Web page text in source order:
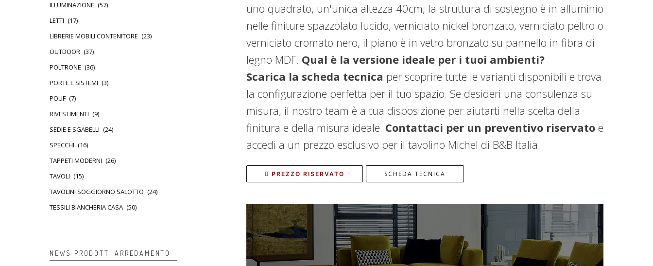
uno quadrato, un'unica altezza 40cm, la struttura di sostegno è in alluminio
nelle finiture spazzolato lucido, verniciato nickel bronzato, verniciato peltro o
verniciato cromato nero, il piano è in vetro bronzato su pannello in fibra di
legno MDF. Qual è la versione ideale per i tuoi ambienti?
Scarica la scheda tecnica per scoprire tutte le varianti disponibili e trova
la configurazione perfetta per il tuo spazio. Se desideri una consulenza su
misura, il nostro team è a tua disposizione per aiutarti nella scelta della
finitura e della misura ideale. Contattaci per un preventivo riservato e
accedi a un prezzo esclusivo per il tavolino Michel di B&B Italia.
PREZZO RISERVATO SCHEDA TECNICA
ILLUMINAZIONE (57)
LETTI (17)
LIBRERIE MOBILI CONTENITORE (23)
OUTDOOR (37)
POLTRONE (36)
PORTE E SISTEMI (3)
POUF (7)
RIVESTIMENTI (9)
SEDIE E SGABELLI (24)
SPECCHI (16)
TAPPETI MODERNI (26)
TAVOLI (15)
TAVOLINI SOGGIORNO SALOTTO (24)
TESSILI BIANCHERIA CASA (50)
NEWS PRODOTTI ARREDAMENTO